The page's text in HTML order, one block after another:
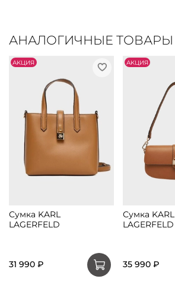
АНАЛОГИЧНЫЕ ТОВАРЫ
АKЦИЯ
Сумка KARL
LAGERFELD
31 990 ₽
АKЦИЯ
Сумка KARL
LAGERFELD
35 990 ₽